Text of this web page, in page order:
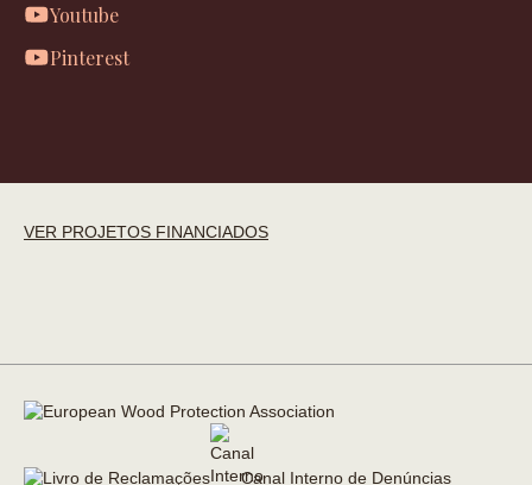
Youtube
Pinterest
VER PROJETOS FINANCIADOS
Canal Interno de Denúncias